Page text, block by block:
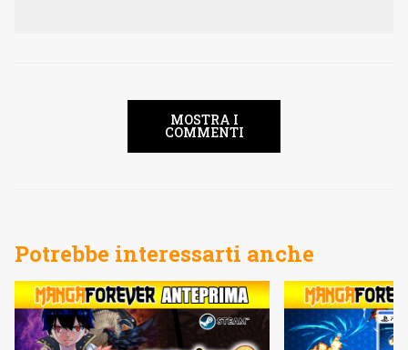
MOSTRA I
COMMENTI
Potrebbe interessarti anche